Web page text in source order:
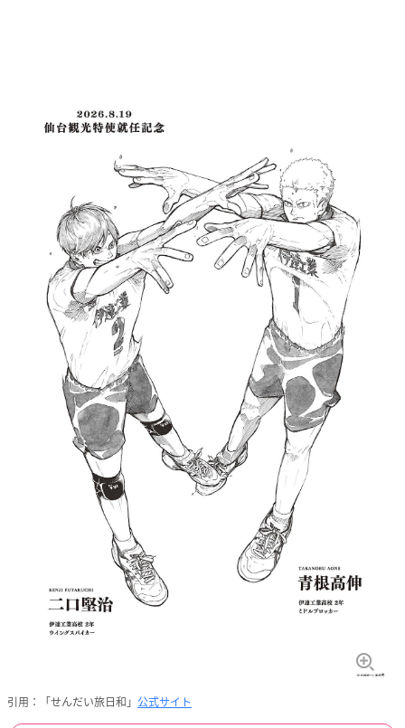
引用：「せんだい旅日和」 公式サイト